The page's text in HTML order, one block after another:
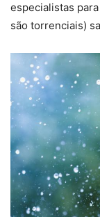
especialistas
são torrenciais)